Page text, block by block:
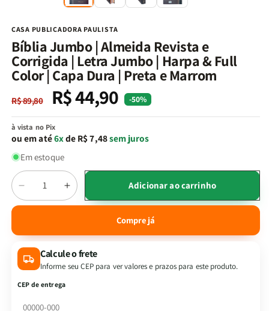
CASA PUBLICADORA PAULISTA
Bíblia Jumbo | Almeida Revista e
Corrigida | Letra Jumbo | Harpa & Full
Color | Capa Dura | Preta e Marrom
Preço
normal
R$ 89,80
Preço
promocional
R$ 44,90 -50%
à vista no Pix
ou em até6xde R$ 7,48sem juros
Em estoque
Quantidade
Diminuir
a
Bíblia
Jumbo
|
Almeida
e
Aumentar
a
quantidade
Bíblia
Jumbo
|
Adicionar ao carrinho
Compre já
Calcule o frete
Informe seu CEP para ver valores e prazos para este produto.
CEP de entrega